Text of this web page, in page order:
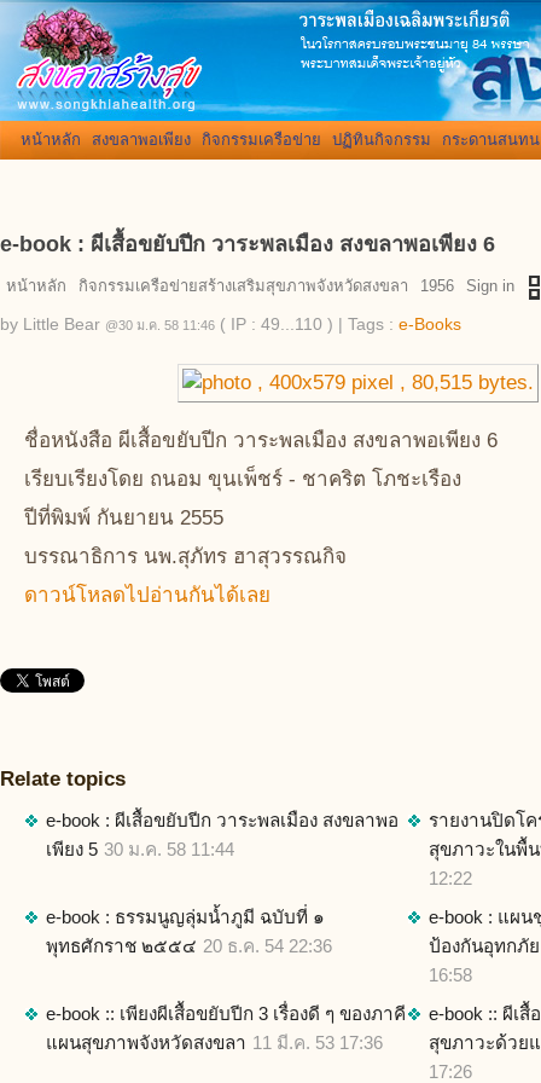
หน้าหลัก สงขลาพอเพียง กิจกรรมเครือข่าย ปฏิทินกิจกรรม กระดานสนท
e-book : ผีเสื้อขยับปีก วาระพลเมือง สงขลาพอเพียง 6
หน้าหลัก กิจกรรมเครือข่ายสร้างเสริมสุขภาพจังหวัดสงขลา 1956 Sign in
by Little Bear @30 ม.ค. 58 11:46 ( IP : 49...110 ) Tags : e-Books
ชื่อหนังสือ ผีเสื้อขยับปีก วาระพลเมือง สงขลาพอเพียง 6
เรียบเรียงโดย ถนอม ขุนเพ็ชร์ - ชาคริต โภชะเรือง
ปีที่พิมพ์ กันยายน 2555
บรรณาธิการ นพ.สุภัทร ฮาสุวรรณกิจ
ดาวน์โหลดไปอ่านกันได้เลย
Relate topics
e-book : ผีเสื้อขยับปีก วาระพลเมือง สงขลาพอ
เพียง 5 30 ม.ค. 58 11:44
รายงานปิดโ
สุขภาวะในพื้
12:22
e-book : ธรรมนูญลุ่มน้ำภูมี ฉบับที่ ๑
พุทธศักราช ๒๕๕๔ 20 ธ.ค. 54 22:36
e-book : แผ
ป้องกันอุทกภัย
16:58
e-book :: เพียงผีเสื้อขยับปีก 3 เรื่องดี ๆ ของภาคี
แผนสุขภาพจังหวัดสงขลา 11 มี.ค. 53 17:36
e-book :: ผีเ
สุขภาวะด้วย
17:26